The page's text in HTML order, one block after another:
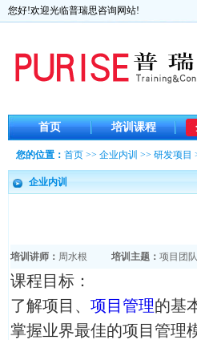
您好!欢迎光临普瑞思咨询网站!
首页 培训课程
您的位置： 首页 >> 企业内训 >> 研发项目
企业内训
培训讲师： 周水根 培训主题： 项目团
课程目标：
了解项目、 项目管理的基
掌握业界最佳的项目管理